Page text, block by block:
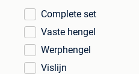
Complete set
Vaste hengel
Werphengel
Vislijn